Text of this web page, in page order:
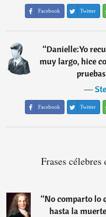
Facebook Twitter
“Danielle:Yo
muy largo, hice
―
Facebook Twitter
Frases célebres
“No comparto lo
hasta la